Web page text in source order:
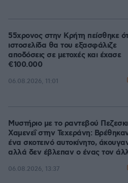
55χρονος στην Κρήτη πείσθηκε
ιστοσελίδα θα του εξασφάλιζε
αποδόσεις σε μετοχές και έχασε
€100.000
06.08.2026, 11:01
Μυστήριο με το ραντεβού
Χαμενεΐ στην Τεχεράνη:
ένα σκοτεινό αυτοκίνητο,
αλλά δεν έβλεπαν ο ένας τον
06.08.2026, 13:37